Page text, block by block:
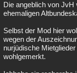
Die angeblich von JvH
ehemaligen
Selbst der Mod hier
wegen der
nurjüdische
wohlgemerkt.